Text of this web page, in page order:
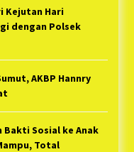
Kejutan Hari
dengan Polsek
AKBP Hannry
Bakti Sosial ke Anak
Total